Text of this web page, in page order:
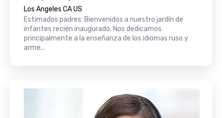
Los Angeles CA US
Estimados padres: Bienvenidos a nuestro jardín de
infantes recién inaugurado. Nos dedicamos
principalmente a la enseñanza de los idiomas ruso y
arme...